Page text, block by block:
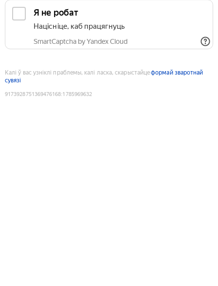
Я не робат
Націсніце, каб працягнуць
SmartCaptcha by Yandex Cloud
Калі ў вас узніклі праблемы, калі ласка, скарыстайцеформай зваротнай
сувязі
9173928751369476168:1785969632